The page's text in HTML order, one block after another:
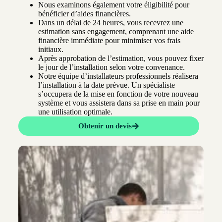
Nous examinons également votre éligibilité pour
bénéficier d’aides financières.
Dans un délai de 24 heures, vous recevrez une
estimation sans engagement, comprenant une aide
financière immédiate pour minimiser vos frais
initiaux.
Après approbation de l’estimation, vous pouvez fixer
le jour de l’installation selon votre convenance.
Notre équipe d’installateurs professionnels réalisera
l’installation à la date prévue. Un spécialiste
s’occupera de la mise en fonction de votre nouveau
système et vous assistera dans sa prise en main pour
une utilisation optimale.
Obtenir un devis